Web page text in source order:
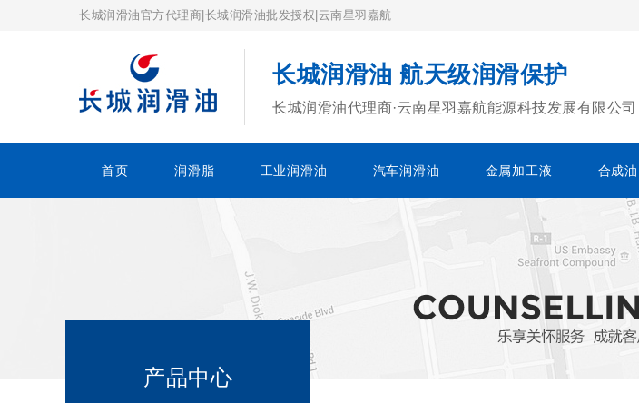
长城润滑油官方代理商|长城润滑油批发授权|云南星羽嘉航
长城润滑油 航天级润滑保护
长城润滑油代理商·云南星羽嘉航能源科技发展有限公司
首页 润滑脂 工业润滑油 汽车润滑油 金属加工液 合成油
产品中心